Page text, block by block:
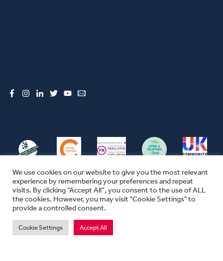
© CFW 2026 ALL RIGHTS RESERVED
FOUNDATION IN WALES
MAE SEFYDLIAD CYMUNEDOL CYMRU YN ELUSEN GOFRESTREDIG YN
We use cookies on our website to give you the most relevant
experience by remembering your preferences and repeat
visits. By clicking “Accept All”, you consent to the use of ALL
the cookies. However, you may visit "Cookie Settings" to
provide a controlled consent.
Cookie Settings Accept All